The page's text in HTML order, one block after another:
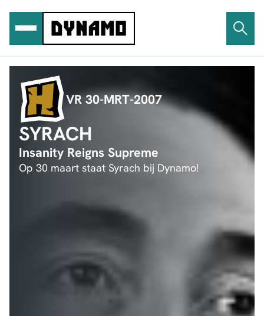
inhoud
VR 30-MRT-2007
SYRACH
Insanity Reigns Supreme
Op 30 maart staat Syrach bij Dynamo!